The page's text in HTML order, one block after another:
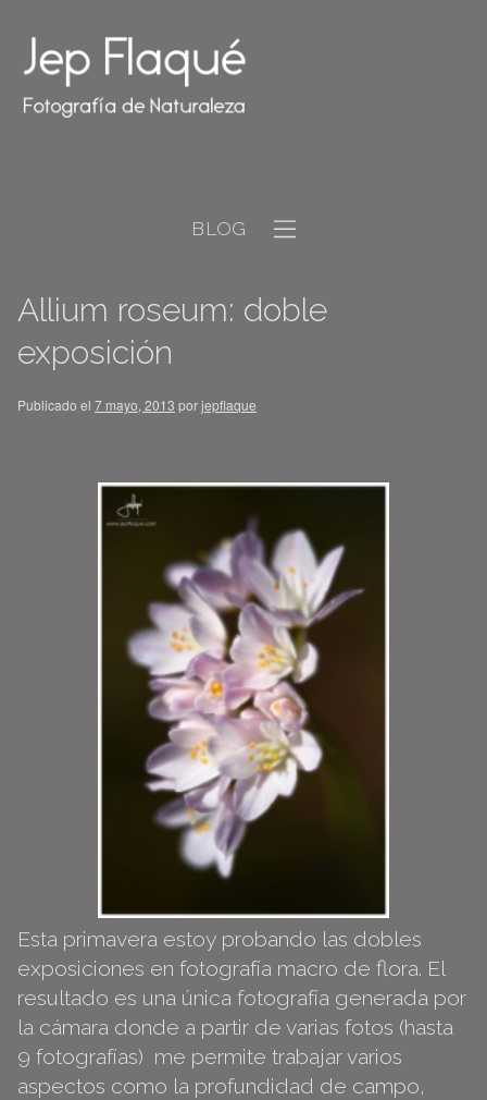
BLOG
Allium roseum: doble
exposición
Publicado el 7 mayo, 2013 porjepflaque
Esta primavera estoy probando las dobles
exposiciones en fotografía macro de flora. El
resultado es una única fotografía generada por
la cámara donde a partir de varias fotos (hasta
9 fotografías) me permite trabajar varios
aspectos como la profundidad de campo,